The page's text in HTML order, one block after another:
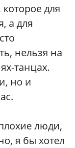
для
а для
нельзя на
танцах.
но и
люди,
я бы хотел